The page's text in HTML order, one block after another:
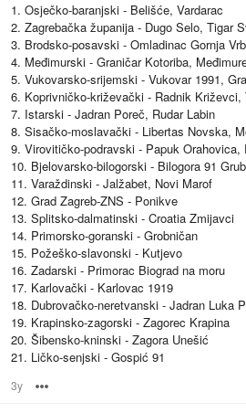
1. Osječko-baranjski - Belišće, Vardarac
2. Zagrebačka županija - Dugo Selo, Tigar
3. Brodsko-posavski - Omladinac Gornja
4. Međimurski - Graničar Kotoriba,
5. Vukovarsko-srijemski - Vukovar 1991,
6. Koprivničko-križevački - Radnik Križevci,
7. Istarski - Jadran Poreč, Rudar Labin
8. Sisačko-moslavački - Libertas Novska,
9. Virovitičko-podravski - Papuk Orahovica,
10. Bjelovarsko-bilogorski - Bilogora 91
11. Varaždinski - Jalžabet, Novi Marof
12. Grad Zagreb-ZNS - Ponikve
13. Splitsko-dalmatinski - Croatia Zmijavci
14. Primorsko-goranski - Grobničan
15. Požeško-slavonski - Kutjevo
16. Zadarski - Primorac Biograd na moru
17. Karlovački - Karlovac 1919
18. Dubrovačko-neretvanski - Jadran Luka
19. Krapinsko-zagorski - Zagorec Krapina
20. Šibensko-kninski - Zagora Unešić
21. Ličko-senjski - Gospić 91
3y